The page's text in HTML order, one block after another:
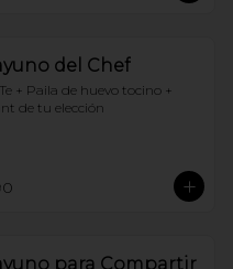
del Chef
+ Paila de huevo tocino +
de tu elección
para Compartir